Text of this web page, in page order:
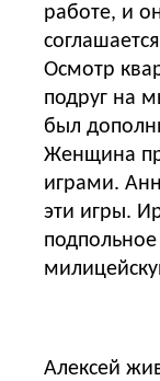
работе, и
Осмотр
подруг на
был
Женщина
играми.
эти игры.
Алексей